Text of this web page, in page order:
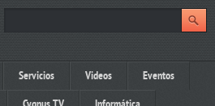
Servicios Videos Eventos